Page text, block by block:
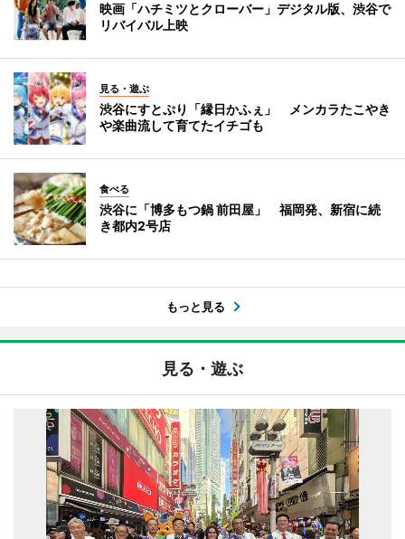
映画「ハチミツとクローバー」デジタル版、渋谷で
リバイバル上映
見る・遊ぶ
渋谷にすとぷり「縁日かふぇ」 メンカラたこやき
や楽曲流して育てたイチゴも
食べる
渋谷に「博多もつ鍋 前田屋」 福岡発、新宿に続
き都内2号店
もっと見る
見る・遊ぶ